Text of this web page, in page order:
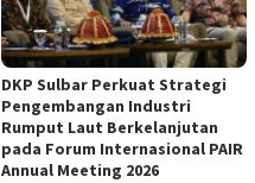
DKP Sulbar Perkuat Strategi
Pengembangan Industri
Rumput Laut Berkelanjutan
pada Forum Internasional PAIR
Annual Meeting 2026